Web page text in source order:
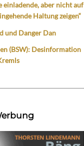
einladende, aber nicht auf
Haltung zeigen“
und Danger Dan
(BSW): Desinformation